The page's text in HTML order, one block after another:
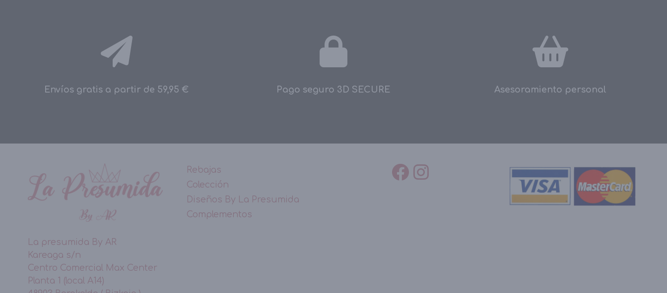
Envíos gratis a partir de 59,95 € Pago seguro 3D SECURE Asesoramiento personal
La presumida By AR
Kareaga s/n
Centro Comercial Max Center
Planta 1 (local A14)
Rebajas
Colección
Diseños By La Presumida
Complementos